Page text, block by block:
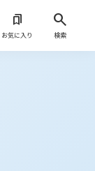
bookmarks
お気に入り
search
検索